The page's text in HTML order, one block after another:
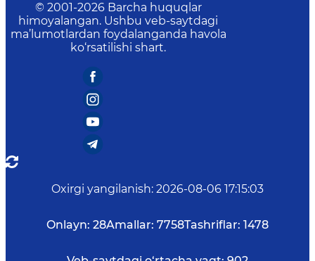
© 2001-2026 Barcha huquqlar
himoyalangan. Ushbu veb-saytdagi
ma’lumotlardan foydalanganda havola
ko‘rsatilishi shart.
Oxirgi yangilanish: 2026-08-06 17:15:03
Onlayn: 28Amallar: 7758Tashriflar: 1478